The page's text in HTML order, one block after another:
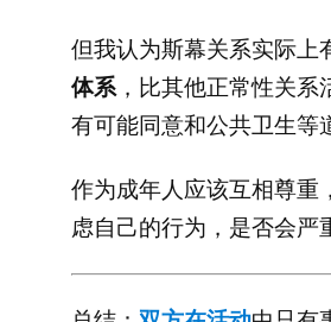
但我认为斯幕关系实际上
体系，比其他正常性关系
有可能同意和公共卫生等
作为成年人应该互相尊重
虑自己的行为，是否会严